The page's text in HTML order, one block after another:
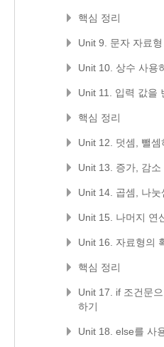
핵심 정리
Unit 9. 문자 자료
Unit 10. 상수 사용
Unit 11. 입력 값을
핵심 정리
Unit 12. 덧셈, 뺄셈
Unit 13. 증가, 감소
Unit 14. 곱셈, 나눗
Unit 15. 나머지 연
Unit 16. 자료형의
핵심 정리
Unit 17. if 조건문
하기
Unit 18. else를 사